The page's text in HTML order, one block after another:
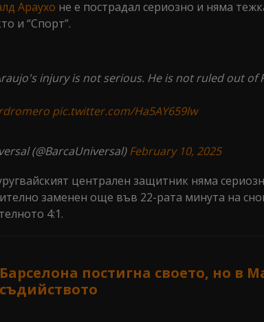
Араухо не е пострадал сериозно и няма
и “Спорт”.
injury is not serious. He is not ruled out of
pic.twitter.com/Ha5AY659lw
(@BarcaUniversal)February 10, 2025
централен защитник няма
заменен още във 22-рата минута на
4:1.
Барселона постигна своето, но в
съдийството